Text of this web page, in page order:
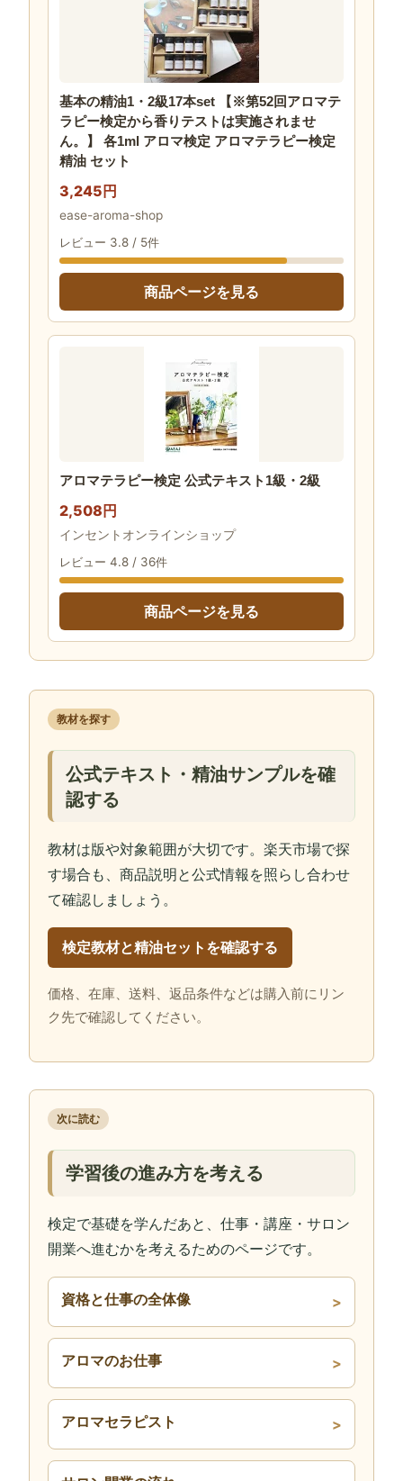
基本の精油1・2級17本set 【※第52回アロマテ
ラピー検定から香りテストは実施されませ
ん。】 各1ml アロマ検定 アロマテラピー検定
精油 セット
3,245円
ease-aroma-shop
レビュー 3.8 / 5件
商品ページを見る
アロマテラピー検定 公式テキスト1級・2級
2,508円
インセントオンラインショップ
レビュー 4.8 / 36件
商品ページを見る
教材を探す
公式テキスト・精油サンプルを確
認する
教材は版や対象範囲が大切です。楽天市場で探
す場合も、商品説明と公式情報を照らし合わせ
て確認しましょう。
検定教材と精油セットを確認する
価格、在庫、送料、返品条件などは購入前にリン
ク先で確認してください。
次に読む
学習後の進み方を考える
検定で基礎を学んだあと、仕事・講座・サロン
開業へ進むかを考えるためのページです。
資格と仕事の全体像
アロマのお仕事
アロマセラピスト